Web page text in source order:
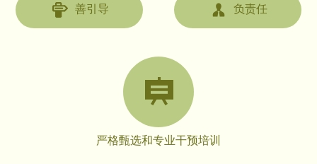
善引导 负责任
严格甄选和专业干预培训